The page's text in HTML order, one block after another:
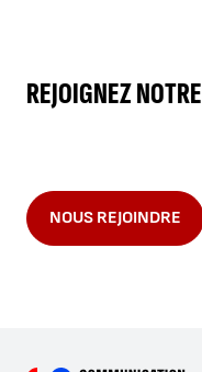
REJOIGNEZ
NOUS REJOINDRE